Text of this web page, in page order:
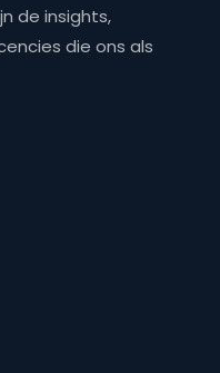
de insights,
die ons als